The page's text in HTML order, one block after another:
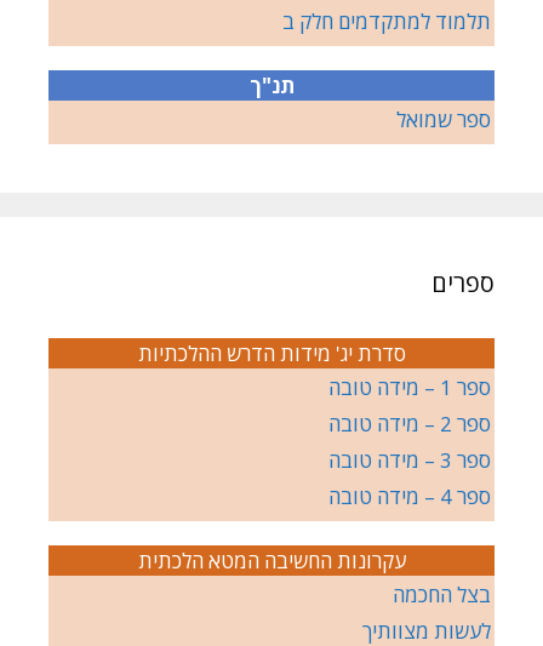
תלמוד למתקדמים חלק ב
תנ"ך
ספר שמואל
ספרים
סדרת יג' מידות הדרש ההלכתיות
ספר 1 – מידה טובה
ספר 2 – מידה טובה
ספר 3 – מידה טובה
ספר 4 – מידה טובה
עקרונות החשיבה המטא הלכתית
בצל החכמה
לעשות מצוותיך